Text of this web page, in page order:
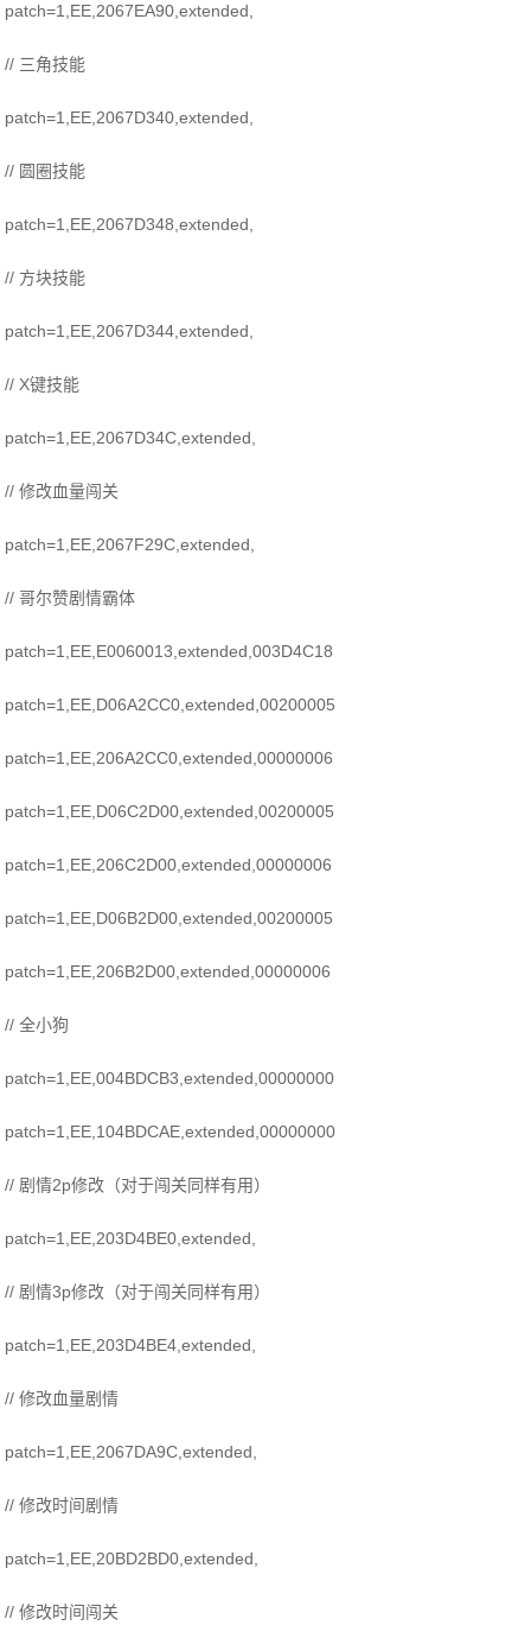
patch=1,EE,2067EA90,extended,
// 三角技能
patch=1,EE,2067D340,extended,
// 圆圈技能
patch=1,EE,2067D348,extended,
// 方块技能
patch=1,EE,2067D344,extended,
// X键技能
patch=1,EE,2067D34C,extended,
// 修改血量闯关
patch=1,EE,2067F29C,extended,
// 哥尔赞剧情霸体
patch=1,EE,E0060013,extended,003D4C18
patch=1,EE,D06A2CC0,extended,00200005
patch=1,EE,206A2CC0,extended,00000006
patch=1,EE,D06C2D00,extended,00200005
patch=1,EE,206C2D00,extended,00000006
patch=1,EE,D06B2D00,extended,00200005
patch=1,EE,206B2D00,extended,00000006
// 全小狗
patch=1,EE,004BDCB3,extended,00000000
patch=1,EE,104BDCAE,extended,00000000
// 剧情2p修改（对于闯关同样有用）
patch=1,EE,203D4BE0,extended,
// 剧情3p修改（对于闯关同样有用）
patch=1,EE,203D4BE4,extended,
// 修改血量剧情
patch=1,EE,2067DA9C,extended,
// 修改时间剧情
patch=1,EE,20BD2BD0,extended,
// 修改时间闯关